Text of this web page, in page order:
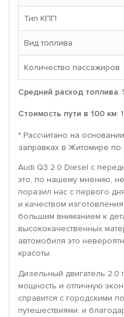
Тип КПП
Вид топлива
Количество пассажиров
Средний расход топлива:
Стоимость пути в 100 км:
* Рассчитано на
заправках в Житомире
Audi Q3 2.0 Diesel с
это, по нашему мнению,
поразил нас с первого
и качеством
большим вниманием к
высококачественных
автомобиля это
красоты.
Дизельный двигатель 2.0
мощность и отличную
справится с городскими
путешествиями, и